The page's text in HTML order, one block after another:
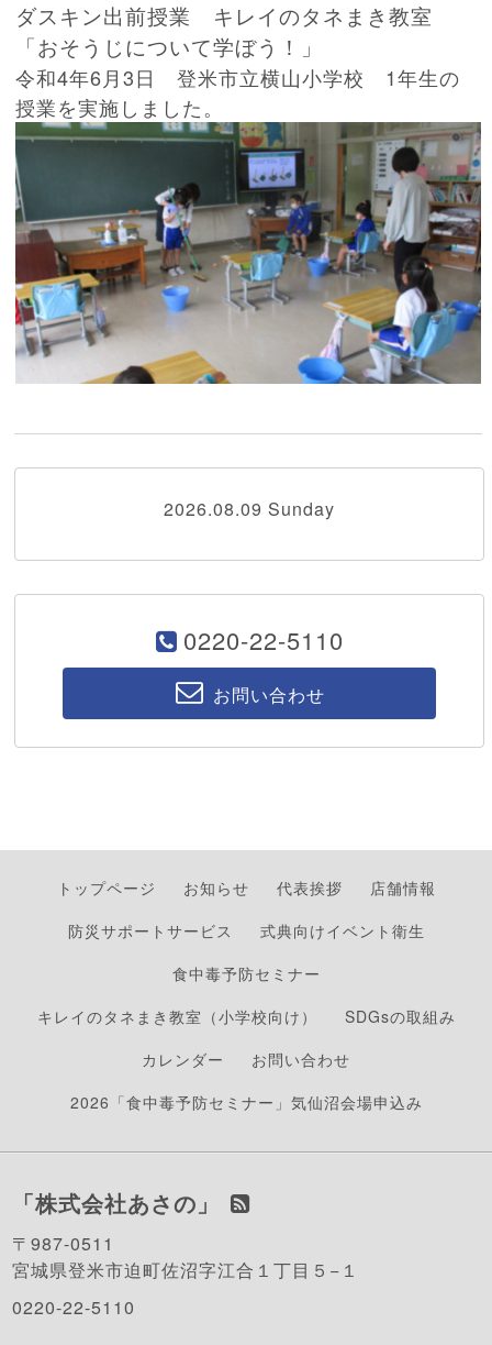
ダスキン出前授業 キレイのタネまき教室
「おそうじについて学ぼう！」
令和4年6月3日 登米市立横山小学校 1年生の
授業を実施しました。
2026.08.09 Sunday
0220-22-5110
お問い合わせ
トップページ お知らせ 代表挨拶
店舗情報
防災サポートサービス
式典向けイベント衛生
食中毒予防セミナー
キレイのタネまき教室（小学校向け）
SDGsの取組み
カレンダー
お問い合わせ
2026「食中毒予防セミナー」気仙沼会場申込み
「株式会社あさの」
〒987-0511
宮城県登米市迫町佐沼字江合１丁目５−１
0220-22-5110